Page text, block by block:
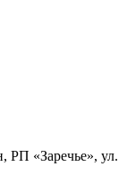
РП «Заречье», ул.